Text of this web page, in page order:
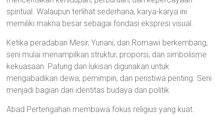
spiritual. Walaupun terlihat sederhana, karya-karya ini
memiliki makna besar sebagai fondasi ekspresi visual.
Ketika peradaban Mesir, Yunani, dan Romawi berkembang,
seni mulai menampilkan struktur, proporsi, dan simbolisme
kekuasaan. Patung dan lukisan digunakan untuk
mengabadikan dewa, pemimpin, dan peristiwa penting. Seni
menjadi bagian dari identitas budaya dan politik.
Abad Pertengahan membawa fokus religius yang kuat.